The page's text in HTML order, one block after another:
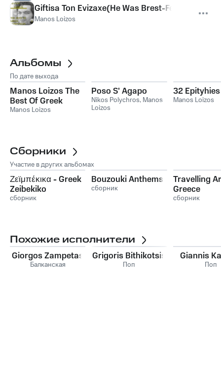
Giftisa Ton Evizaxe(He Was Brest-Fed By A
Manos Loizos
Альбомы
По дате выхода
Manos Loizos The
Best Of Greek
Composer 2
Manos Loizos
Poso S' Agapo
Nikos Polychros, Manos
Loizos
32 Epityhies
Manos Loizos
Сборники
Участие в других альбомах
Ζεϊμπέκικα - Greek
Zeibekiko
сборник
Bouzouki Anthems
сборник
Travelling
Greece
сборник
Похожие исполнители
Giorgos Zampetas
Балканская
Grigoris Bithikotsis
Поп
Giannis
Поп